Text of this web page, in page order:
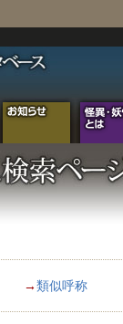
→ 類似呼称